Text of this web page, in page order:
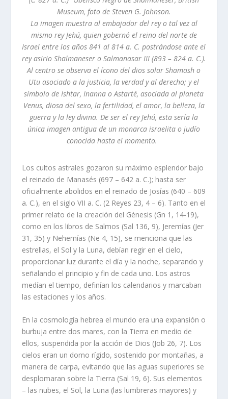
Museum, foto de Steven G. Johnson.
La imagen muestra al embajador del rey o tal vez al
mismo rey Jehú, quien gobernó el reino del norte de
Israel entre los años 841 al 814 a. C. postrándose ante el
rey asirio Shalmaneser o Salmanasar III (893 – 824 a. C.).
Al centro se observa el ícono del dios solar Shamash o
Utu asociado a la justicia, la verdad y al derecho; y el
símbolo de Ishtar, Inanna o Astarté, asociada al planeta
Venus, diosa del sexo, la fertilidad, el amor, la belleza, la
guerra y la ley divina. De ser el rey Jehú, esta sería la
única imagen antigua de un monarca israelita o judío
conocida hasta el momento.
Los cultos astrales gozaron su máximo esplendor bajo
el reinado de Manasés (697 – 642 a. C.); hasta ser
oficialmente abolidos en el reinado de Josías (640 – 609
a. C.), en el siglo VII a. C. (2 Reyes 23, 4 – 6). Tanto en el
primer relato de la creación del Génesis (Gn 1, 14-19),
como en los libros de Salmos (Sal 136, 9), Jeremías (Jer
31, 35) y Nehemías (Ne 4, 15), se menciona que las
estrellas, el Sol y la Luna, debían regir en el cielo,
proporcionar luz durante el día y la noche, separando y
señalando el principio y fin de cada uno. Los astros
medían el tiempo, definían los calendarios y marcaban
las estaciones y los años.
En la cosmología hebrea el mundo era una expansión o
burbuja entre dos mares, con la Tierra en medio de
ellos, suspendida por la acción de Dios (Job 26, 7). Los
cielos eran un domo rígido, sostenido por montañas, a
manera de carpa, evitando que las aguas superiores se
desplomaran sobre la Tierra (Sal 19, 6). Sus elementos
– las nubes, el Sol, la Luna (las lumbreras mayores) y